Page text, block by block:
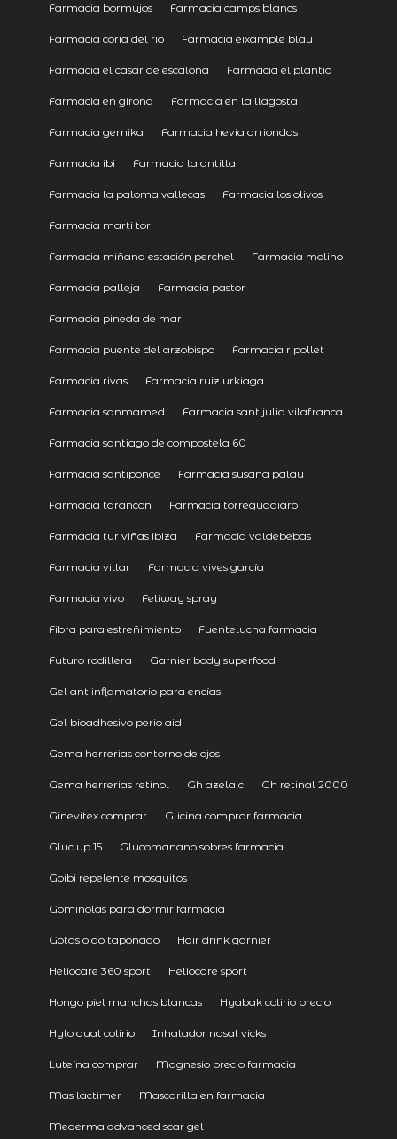
Farmacia bormujos Farmacia camps blancs
Farmacia coria del rio Farmacia eixample blau
Farmacia el casar de escalona Farmacia el plantio
Farmacia en girona Farmacia en la llagosta
Farmacia gernika Farmacia hevia arriondas
Farmacia ibi Farmacia la antilla
Farmacia la paloma vallecas Farmacia los olivos
Farmacia marti tor
Farmacia miñana estación perchel Farmacia molino
Farmacia palleja Farmacia pastor
Farmacia pineda de mar
Farmacia puente del arzobispo Farmacia ripollet
Farmacia rivas Farmacia ruiz urkiaga
Farmacia sanmamed Farmacia sant julia vilafranca
Farmacia santiago de compostela 60
Farmacia santiponce Farmacia susana palau
Farmacia tarancon Farmacia torreguadiaro
Farmacia tur viñas ibiza Farmacia valdebebas
Farmacia villar Farmacia vives garcía
Farmacia vivo Feliway spray
Fibra para estreñimiento Fuentelucha farmacia
Futuro rodillera Garnier body superfood
Gel antiinflamatorio para encías
Gel bioadhesivo perio aid
Gema herrerias contorno de ojos
Gema herrerias retinol Gh azelaic Gh retinal 2000
Ginevitex comprar Glicina comprar farmacia
Gluc up 15 Glucomanano sobres farmacia
Goibi repelente mosquitos
Gominolas para dormir farmacia
Gotas oido taponado Hair drink garnier
Heliocare 360 sport Heliocare sport
Hongo piel manchas blancas Hyabak colirio precio
Hylo dual colirio Inhalador nasal vicks
Luteína comprar Magnesio precio farmacia
Mas lactimer Mascarilla en farmacia
Mederma advanced scar gel